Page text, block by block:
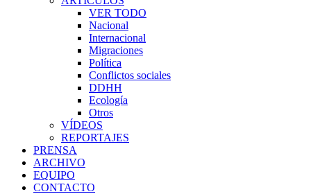
VER TODO
Nacional
Internacional
Migraciones
Política
Conflictos sociales
DDHH
Ecología
Otros
VÍDEOS
REPORTAJES
PRENSA
ARCHIVO
EQUIPO
CONTACTO